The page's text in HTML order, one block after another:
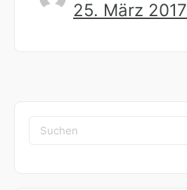
25. März 2017
Suchen
nach: